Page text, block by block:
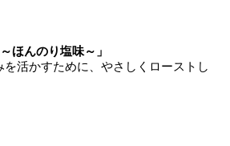
ほんのり塩味～ 」
を活かすために、やさしくローストし